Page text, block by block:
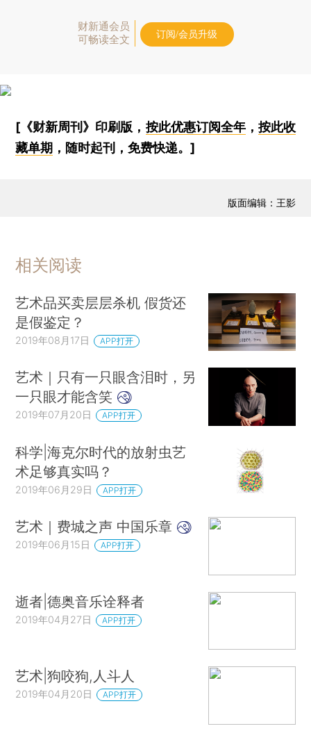
财新通会员
可畅读全文
订阅/会员升级
[《财新周刊》印刷版， 按此优惠订阅全年， 按此收
藏单期 ，随时起刊，免费快递。]
版面编辑：王影
相关阅读
艺术品买卖层层杀机 假货还
是假鉴定？
2019年08月17日 APP打开
艺术｜只有一只眼含泪时，另
一只眼才能含笑
2019年07月20日 APP打开
科学|海克尔时代的放射虫艺
术足够真实吗？
2019年06月29日 APP打开
艺术｜费城之声 中国乐章
2019年06月15日 APP打开
逝者|德奥音乐诠释者
2019年04月27日 APP打开
艺术|狗咬狗,人斗人
2019年04月20日 APP打开